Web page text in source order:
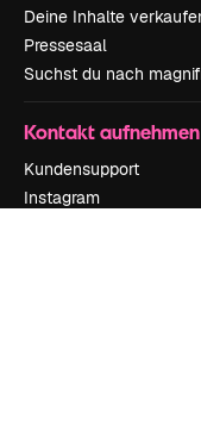
Deine Inhalte
Pressesaal
Suchst du nach
Kontakt aufnehmen
Kundensupport
Instagram